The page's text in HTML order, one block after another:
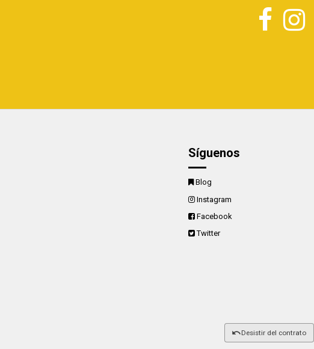
Síguenos
Blog
Instagram
Facebook
Twitter
Desistir del contrato